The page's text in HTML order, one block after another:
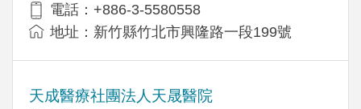
電話：+886-3-5580558
地址：新竹縣竹北市興隆路一段199號
天成醫療社團法人天晟醫院